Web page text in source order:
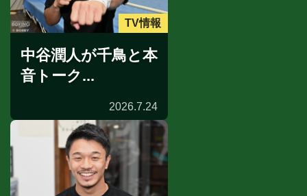
TV情報
中谷潤人が千鳥と本
音トーク...
2026.7.24